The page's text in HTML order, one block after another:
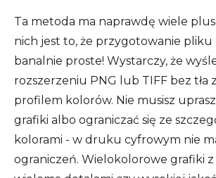
Ta metoda ma naprawdę wiele
nich jest to, że przygotowanie
banalnie proste! Wystarczy, że
rozszerzeniu PNG lub TIFF bez tła
profilem kolorów. Nie musisz
grafiki albo ograniczać się ze
kolorami - w druku cyfrowym nie
ograniczeń. Wielokolorowe grafiki